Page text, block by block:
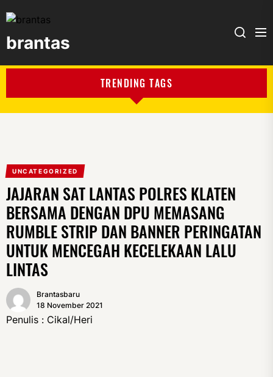
brantas
TRENDING TAGS
UNCATEGORIZED
JAJARAN SAT LANTAS POLRES KLATEN
BERSAMA DENGAN DPU MEMASANG
RUMBLE STRIP DAN BANNER PERINGATAN
UNTUK MENCEGAH KECELEKAAN LALU
LINTAS
Brantasbaru
18 November 2021
Penulis : Cikal/Heri